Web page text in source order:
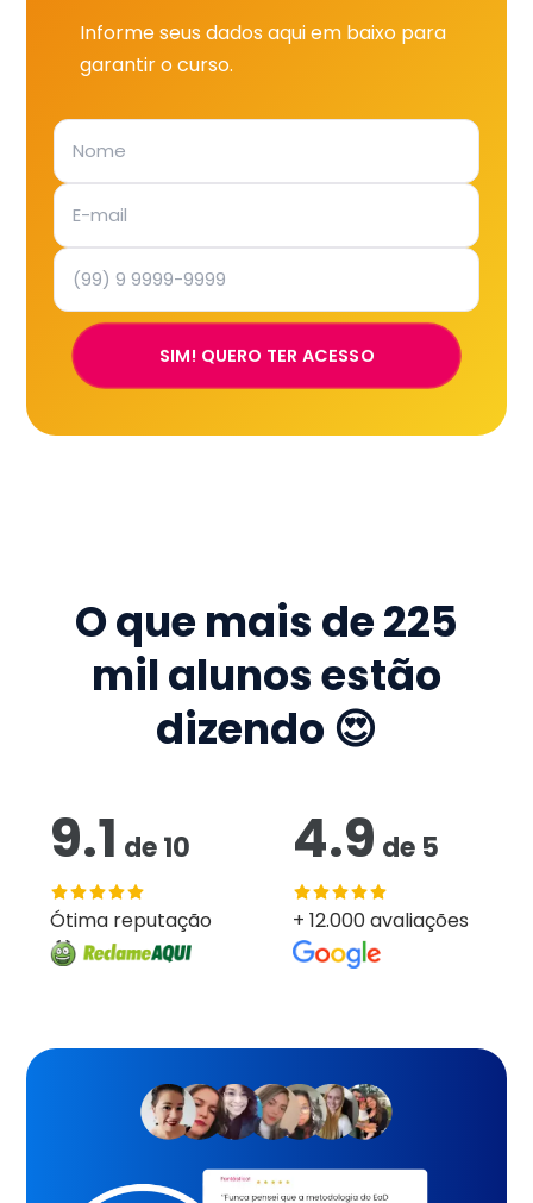
Informe seus dados aqui em baixo para
garantir o curso.
SIM! QUERO TER ACESSO
O que mais de225
mil alunos estão
dizendo 😍
9.1 de10
Ótima reputação
4.9 de 5
+ 12.000 avaliações